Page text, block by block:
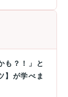
も？！」と
】が学べま